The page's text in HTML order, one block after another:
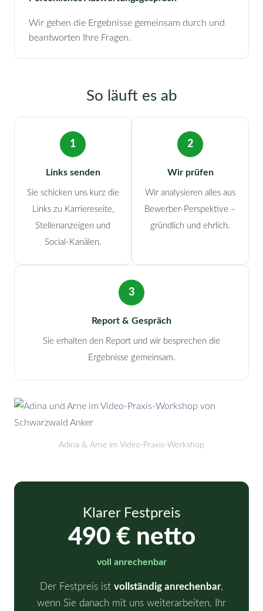
Wir gehen die Ergebnisse gemeinsam durch und
beantworten Ihre Fragen.
So läuft es ab
1
Links senden
Sie schicken uns kurz die
Links zu Karriereseite,
Stellenanzeigen und
Social-Kanälen.
2
Wir prüfen
Wir analysieren alles aus
Bewerber-Perspektive –
gründlich und ehrlich.
3
Report & Gespräch
Sie erhalten den Report und wir besprechen die
Ergebnisse gemeinsam.
Adina & Arne im Video-Praxis-Workshop
Klarer Festpreis
490 € netto
voll anrechenbar
Der Festpreis ist vollständig anrechenbar,
wenn Sie danach mit uns weiterarbeiten. Ihr